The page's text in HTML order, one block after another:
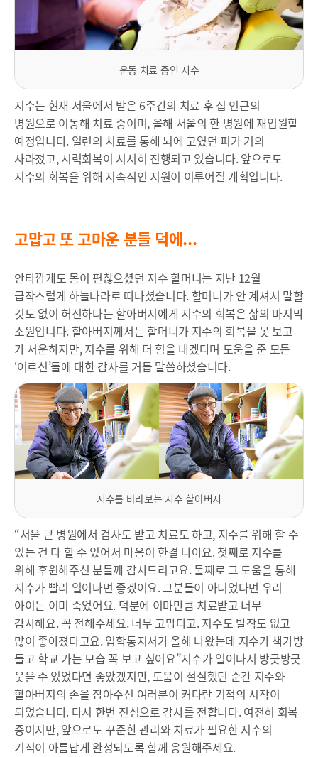
운동 치료 중인 지수
지수는 현재 서울에서 받은 6주간의 치료 후 집 인근의
병원으로 이동해 치료 중이며, 올해 서울의 한 병원에 재입원할
예정입니다. 일련의 치료를 통해 뇌에 고였던 피가 거의
사라졌고, 시력회복이 서서히 진행되고 있습니다. 앞으로도
지수의 회복을 위해 지속적인 지원이 이루어질 계획입니다.
고맙고 또 고마운 분들 덕에...
안타깝게도 몸이 편찮으셨던 지수 할머니는 지난 12월
급작스럽게 하늘나라로 떠나셨습니다. 할머니가 안 계셔서 말할
것도 없이 허전하다는 할아버지에게 지수의 회복은 삶의 마지막
소원입니다. 할아버지께서는 할머니가 지수의 회복을 못 보고
가 서운하지만, 지수를 위해 더 힘을 내겠다며 도움을 준 모든
‘어르신’들에 대한 감사를 거듭 말씀하셨습니다.
지수를 바라보는 지수 할아버지
“서울 큰 병원에서 검사도 받고 치료도 하고, 지수를 위해 할 수
있는 건 다 할 수 있어서 마음이 한결 나아요. 첫째로 지수를
위해 후원해주신 분들께 감사드리고요. 둘째로 그 도움을 통해
지수가 빨리 일어나면 좋겠어요. 그분들이 아니었다면 우리
아이는 이미 죽었어요. 덕분에 이마만큼 치료받고 너무
감사해요. 꼭 전해주세요. 너무 고맙다고. 지수도 발작도 없고
많이 좋아졌다고요. 입학통지서가 올해 나왔는데 지수가 책가방
들고 학교 가는 모습 꼭 보고 싶어요”지수가 일어나서 방긋방긋
웃을 수 있었다면 좋았겠지만, 도움이 절실했던 순간 지수와
할아버지의 손을 잡아주신 여러분이 커다란 기적의 시작이
되었습니다. 다시 한번 진심으로 감사를 전합니다. 여전히 회복
중이지만, 앞으로도 꾸준한 관리와 치료가 필요한 지수의
기적이 아름답게 완성되도록 함께 응원해주세요.